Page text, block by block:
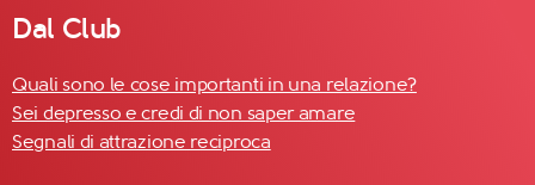
Dal Club
Quali sono le cose importanti in una relazione?
Sei depresso e credi di non saper amare
Segnali di attrazione reciproca